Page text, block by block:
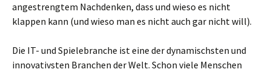
angestrengtem Nachdenken, dass und wieso es nicht
klappen kann (und wieso man es nicht auch gar nicht will).
Die IT- und Spielebranche ist eine der dynamischsten und
innovativsten Branchen der Welt. Schon viele Menschen